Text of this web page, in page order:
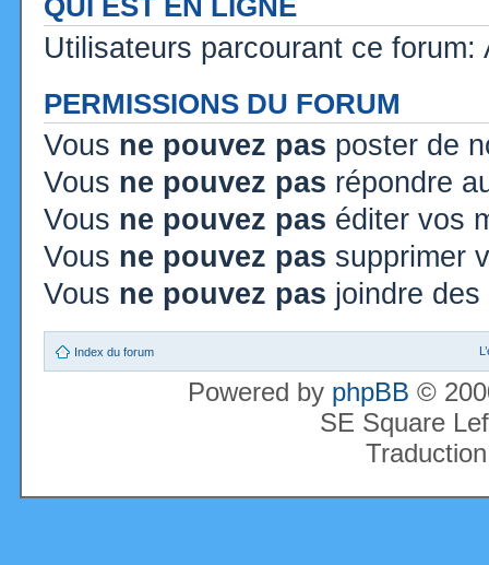
QUI EST EN LIGNE
Utilisateurs parcourant ce
PERMISSIONS DU FORUM
Vous ne pouvez pas poster de
Vous ne pouvez pas répondre
Vous ne pouvez pas éditer vos
Vous ne pouvez pas supprimer
Vous ne pouvez pas joindre
Index du forum
Powered by phpBB ©
SE Square